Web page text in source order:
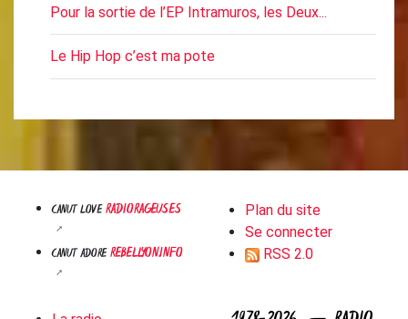
Pour la sortie de l’EP Intramuros, les Deux...
Le Hip Hop c’est ma pote
CANUT LOVERADIORAGEUSES
CANUT ADOREREBELLYON.INFO
Plan du site
Se connecter
RSS 2.0